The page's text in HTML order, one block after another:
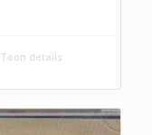
Toon details